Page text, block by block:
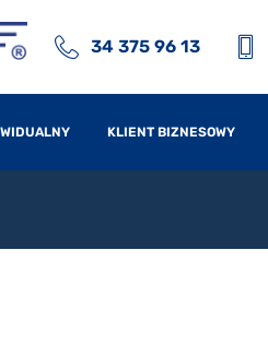
34 375 96 13
KLIENT BIZNESOWY